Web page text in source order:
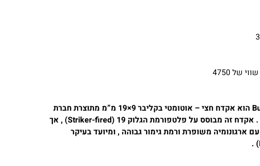
ה-Bul AXE C (Compact) Hatchet הוא אקדח חצי – אוטומטי בקליבר 9×19 מ”מ מתוצרת חברת
“בול” (Bul Armory) הישראלית . אקדח זה מבוסס על פלטפורמת הגלוק 19 (Striker-fired) , אך
ארגונומיה משופרת ורמת גימור גבוהה , ומיועד בעיקר